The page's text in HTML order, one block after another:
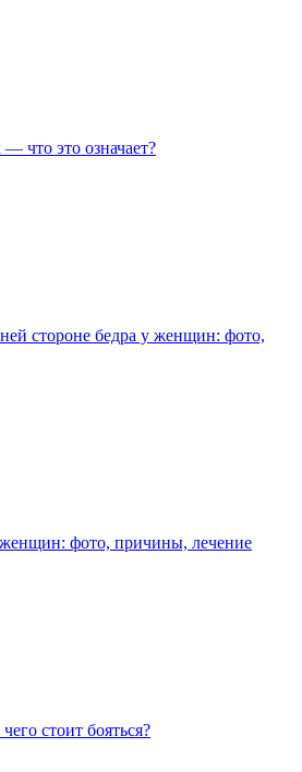
что это означает?
стороне бедра у женщин: фото,
фото, причины, лечение
стоит бояться?